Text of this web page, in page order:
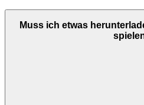
Muss ich etwas